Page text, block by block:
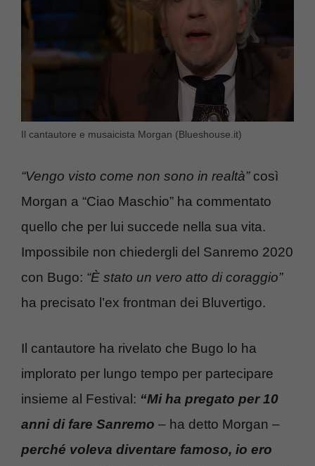
Il cantautore e musaicista Morgan (Blueshouse.it)
“Vengo visto come non sono in realtà”così
Morgan a “Ciao Maschio” ha commentato
quello che per lui succede nella sua vita.
Impossibile non chiedergli del Sanremo 2020
con Bugo: “È stato un vero atto di coraggio”
ha precisato l’ex frontman dei Bluvertigo.
Il cantautore ha rivelato che Bugo lo ha
implorato per lungo tempo per partecipare
insieme al Festival: “Mi ha pregato per 10
anni di fare Sanremo – ha detto Morgan –
perché voleva diventare famoso, io ero